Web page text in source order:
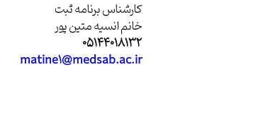
کارشناس برنامه ثبت
خانم انسیه متین پور
05144018132
matine1@medsab.ac.ir